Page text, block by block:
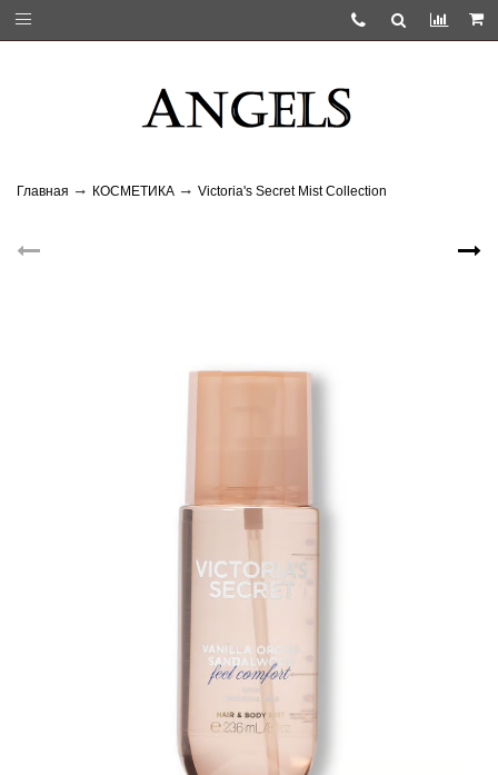
Главная КОСМЕТИКА Victoria's Secret Mist Collection